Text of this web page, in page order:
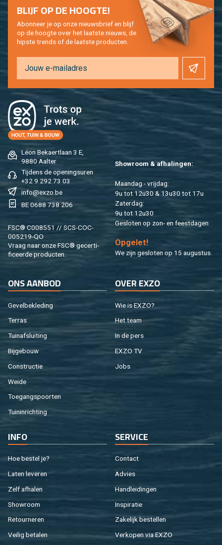
Léon Be­kaert­laan 3 E,
9880 Aal­ter
Tij­dens de ope­nings­uren
+32 9 292 73 03
info@​exzo.​be
BE 0688 738 206
FSC® C008551 // SCS-COC-
005219-QO
Vraag naar onze FSC® ge­cer­ti­
fi­ceer­de pro­duc­ten.
Show­room & af­ha­lin­gen:
Maan­dag - vrij­dag:
9u tot 12u30 & 13u30 tot 17u
Za­ter­dag:
9u tot 12u30
Ge­slo­ten op zon- en feest­da­gen
Op­ge­let!
We zijn ge­slo­ten op 15 au­gus­tus.
BLIJF OP DE HOOG­TE!
Abon­neer je op onze nieuws­brief en blijf
op de hoog­te over het laat­ste nieuws, de
hip­s­te trends of de laat­ste pro­duc­ten.
ONS AAN­BOD
Ge­vel­be­kle­ding
Ter­ras
Tuin­af­slui­ting
Bij­ge­bouw
Con­struc­tie
Weide
Toe­gangs­poor­ten
Tuin­in­rich­ting
OVER EXZO
Wie is EXZO?
Het team
In de pers
EXZO TV
Jobs
INFO
Hoe be­stel je?
Laten le­ve­ren
Zelf af­ha­len
Show­room
Re­tour­ne­ren
Vei­lig be­ta­len
SER­VI­CE
Con­tact
Ad­vies
Hand­lei­din­gen
In­spi­ra­tie
Za­ke­lijk be­stel­len
Ver­ko­pen via EXZO